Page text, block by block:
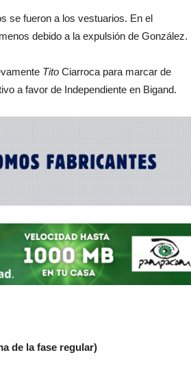
se fueron a los vestuarios. En el
debido a la expulsión de González.
Tito Ciarroca para marcar de
a favor de Independiente en Bigand.
de la fase regular)